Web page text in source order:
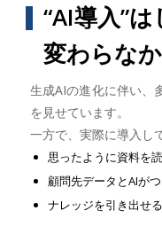
“AI導入”
変わらな
生成AIの進化に伴い、
を見せています。
一方で、実際に導入し
思ったように資料を
顧問先データとAIが
ナレッジを引き出せ